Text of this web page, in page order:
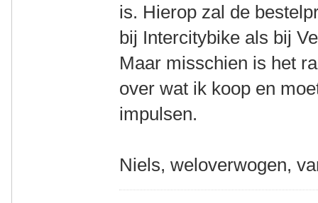
is. Hierop zal de
bij Intercitybike als bij
Maar misschien is het
over wat ik koop en
impulsen.
Niels, weloverwogen,